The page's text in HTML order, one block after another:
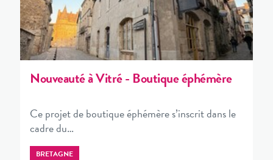
Nouveauté à Vitré - Boutique éphémère
Ce projet de boutique éphémère s’inscrit dans le
cadre du…
BRETAGNE